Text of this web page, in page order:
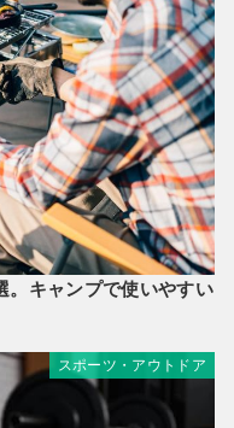
。キャンプで使いやすい
スポーツ・アウトドア